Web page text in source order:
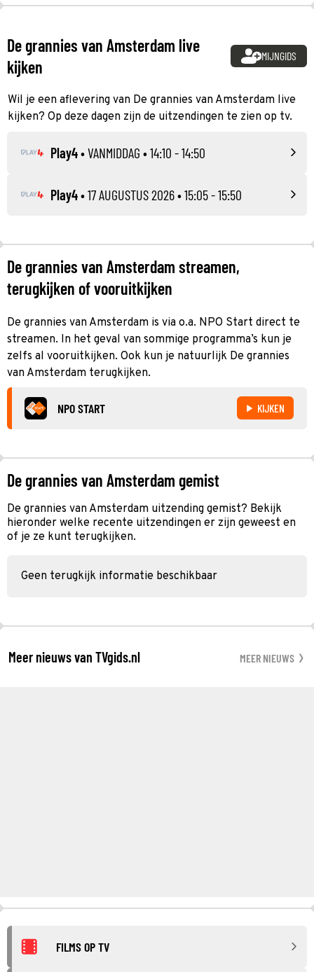
De grannies van Amsterdam live
kijken
MIJNGIDS
Wil je een aflevering van De grannies van Amsterdam live
kijken? Op deze dagen zijn de uitzendingen te zien op tv.
Play4•VANMIDDAG • 14:10 - 14:50
Play4•17 AUGUSTUS 2026• 15:05 - 15:50
De grannies van Amsterdam streamen,
terugkijken of vooruitkijken
De grannies van Amsterdam is via o.a. NPO Start direct te
streamen. In het geval van sommige programma’s kun je
zelfs al vooruitkijken. Ook kun je natuurlijk De grannies
van Amsterdam terugkijken.
NPO START KIJKEN
De grannies van Amsterdam gemist
De grannies van Amsterdam uitzending gemist? Bekijk
hieronder welke recente uitzendingen er zijn geweest en
of je ze kunt terugkijken.
Geen terugkijk informatie beschikbaar
Meer nieuws van TVgids.nl MEER NIEUWS
FILMS OP TV